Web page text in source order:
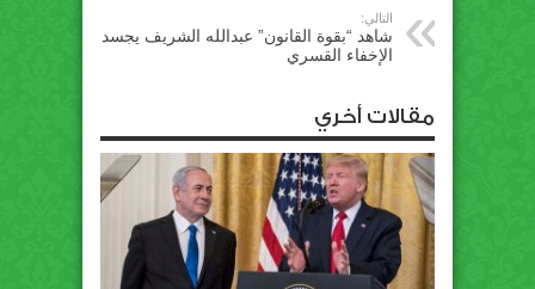
التالي:
شاهد “بقوة القانون” عبدالله الشريف يجسد
الإخفاء القسري
مقالات أخري